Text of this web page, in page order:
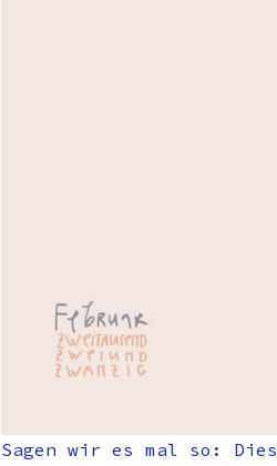
Sagen wir es mal so: